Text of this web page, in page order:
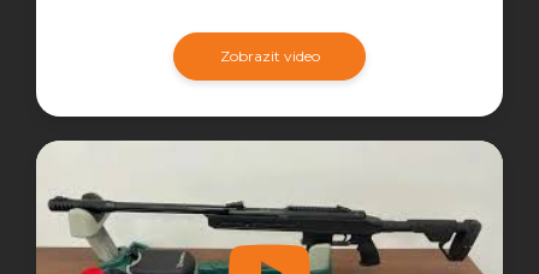
Zobrazit video